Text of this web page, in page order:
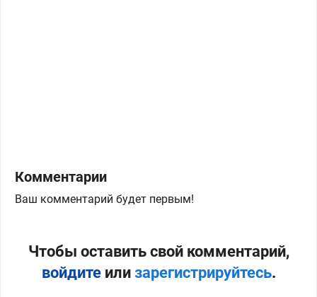
Комментарии
Ваш комментарий будет первым!
Чтобы оставить свой комментарий,
войдитеили зарегистрируйтесь.